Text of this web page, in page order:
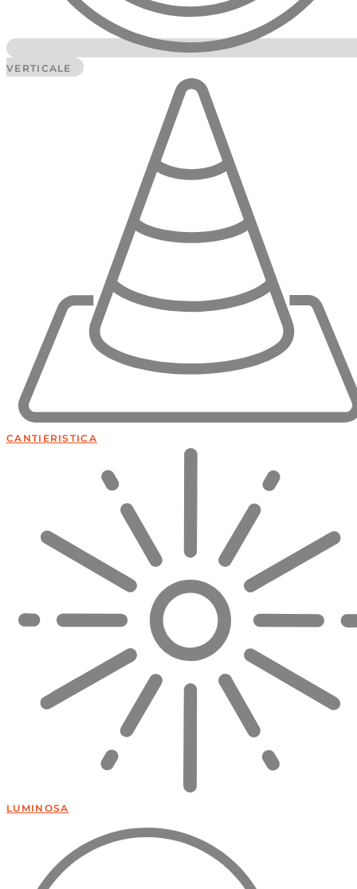
VERTICALE
CANTIERISTICA
LUMINOSA